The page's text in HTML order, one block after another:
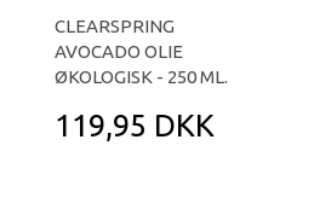
CLEARSPRING
AVOCADO OLIE
ØKOLOGISK - 250 ML.
119,95 DKK